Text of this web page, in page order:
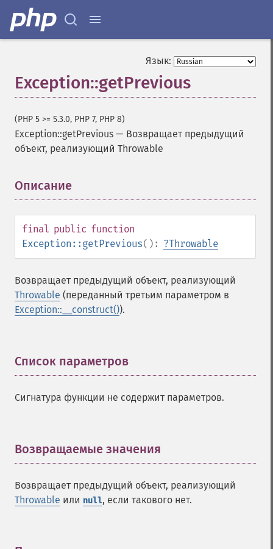
Язык:
Exception::getPrevious
(PHP 5 >= 5.3.0, PHP 7, PHP 8)
Exception::getPrevious — Возвращает предыдущий
объект, реализующий Throwable
Описание
final public function
Exception::getPrevious(): ?Throwable
Возвращает предыдущий объект, реализующий
Throwable (переданный третьим параметром в
Exception::__construct()).
Список параметров
Сигнатура функции не содержит параметров.
Возвращаемые значения
Возвращает предыдущий объект, реализующий
Throwable или null, если такового нет.